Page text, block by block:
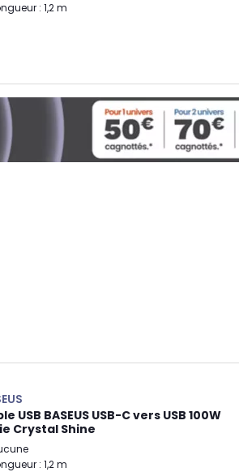
: 1,2 m
USB BASEUS USB-C vers USB 100W
Crystal Shine
: 1,2 m